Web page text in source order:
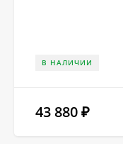
В НАЛИЧИИ
43 880 ₽